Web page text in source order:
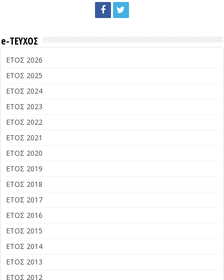
e-ΤΕΥΧΟΣ
ΕΤΟΣ 2026
ΕΤΟΣ 2025
ΕΤΟΣ 2024
ΕΤΟΣ 2023
ΕΤΟΣ 2022
ΕΤΟΣ 2021
ΕΤΟΣ 2020
ΕΤΟΣ 2019
ΕΤΟΣ 2018
ΕΤΟΣ 2017
ΕΤΟΣ 2016
ΕΤΟΣ 2015
ΕΤΟΣ 2014
ΕΤΟΣ 2013
ΕΤΟΣ 2012